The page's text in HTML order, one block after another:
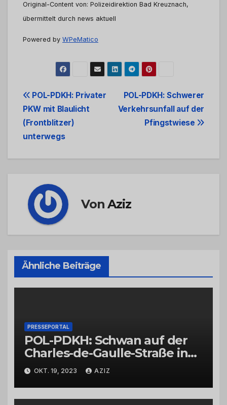
Original-Content von: Polizeidirektion Bad Kreuznach,
übermittelt durch news aktuell
Powered by WPeMatico
Beitrags-
Navigation
POL-PDKH: Schwerer
Verkehrsunfall auf der
Pfingstwiese
POL-PDKH: Privater
PKW mit Blaulicht
(Frontblitzer)
unterwegs
VonAziz
Ähnliche Beiträge
PRESSEPORTAL
POL-PDKH: Schwan auf der
Charles-de-Gaulle-Straße in
Bad Kreuznach beeinflusst
Feierabendverkehr
OKT. 19, 2023 AZIZ